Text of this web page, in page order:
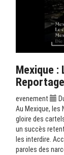
Mexique :
evenement
Au Mexique, les
gloire des
un succès
les interdire.
paroles des